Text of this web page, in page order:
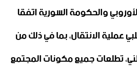
والحكومة السورية اتفقا
عملية الانتقال، بما في ذلك من
تطلعات جميع مكونات المجتمع